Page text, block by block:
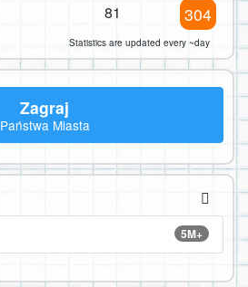
81 304
Statistics are updated every ~day
Zagraj
Państwa Miasta
5M+